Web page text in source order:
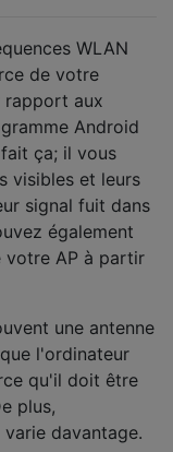
WLAN
de votre
rapport aux
Android
ça; il vous
visibles et leurs
signal fuit dans
également
votre AP à partir
une antenne
l'ordinateur
qu'il doit être
plus,
davantage.